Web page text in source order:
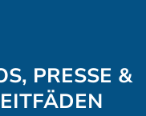
PRESSE &